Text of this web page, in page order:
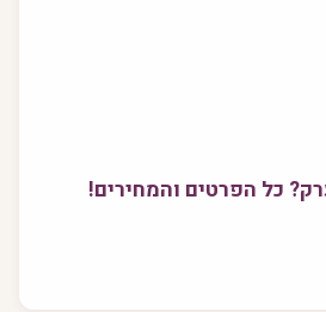
כל הפרטים והמחירים!